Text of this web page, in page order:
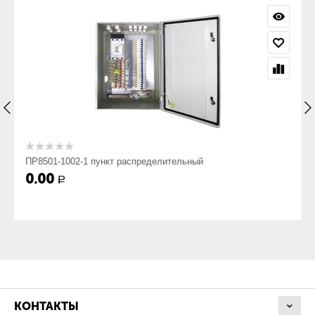
Пункт ПР 8501-xyyy-zz-УХЛ4 - расшифровка и
структура условного обозначения:
распределение электроэнергии с применением
ПР8501-1002-1 пункт распределительный
0.00 Р
КОНТАКТЫ